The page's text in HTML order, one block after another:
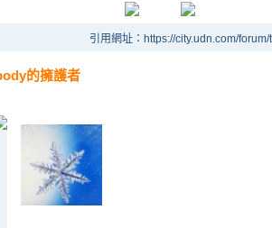
引用網址：https://city.udn.com/
的擁護者